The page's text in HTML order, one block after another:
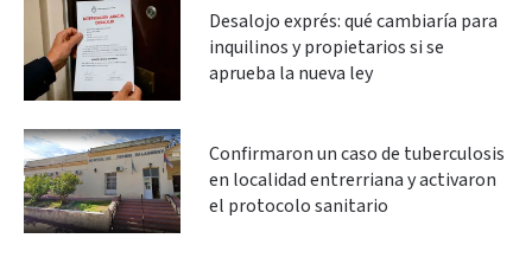
Desalojo exprés: qué cambiaría para
inquilinos y propietarios si se
aprueba la nueva ley
Confirmaron un caso de tuberculosis
en localidad entrerriana y activaron
el protocolo sanitario